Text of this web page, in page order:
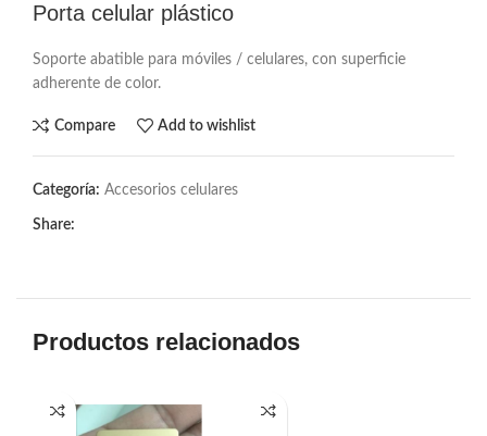
Porta celular plástico
Soporte abatible para móviles / celulares, con superficie
adherente de color.
Compare Add to wishlist
Categoría: Accesorios celulares
Share:
Productos relacionados